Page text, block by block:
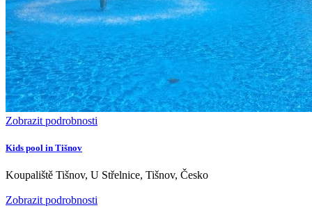
Zobrazit podrobnosti
Kids pool in Tišnov
Koupaliště Tišnov, U Střelnice, Tišnov, Česko
Zobrazit podrobnosti